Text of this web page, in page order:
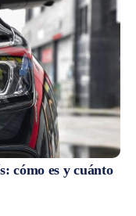
cómo es y cuánto